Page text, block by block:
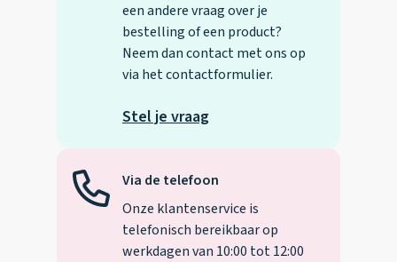
Via de telefoon
Onze klantenservice is
telefonisch bereikbaar op
werkdagen van 10:00 tot 12:00
een andere vraag over je
bestelling of een product?
Neem dan contact met ons op
via het contactformulier.
Stel je vraag